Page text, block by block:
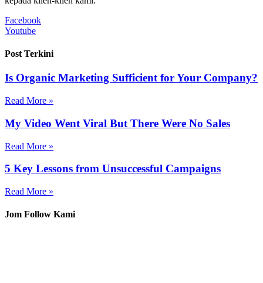
Facebook
Youtube
Post Terkini
Is Organic Marketing Sufficient for Your Company?
Read More »
My Video Went Viral But There Were No Sales
Read More »
5 Key Lessons from Unsuccessful Campaigns
Read More »
Jom Follow Kami